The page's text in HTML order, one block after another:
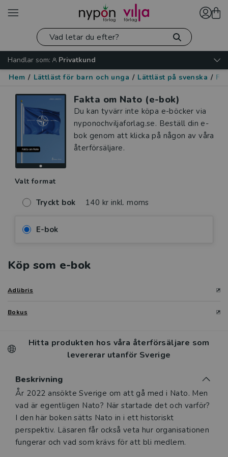
Handlar som:
Privatkund
Hem / Lättläst för barn och unga / Lättläst på svenska /
Fakta om Nato (e-bok)
Du kan tyvärr inte köpa e-böcker via
nyponochviljaforlag.se. Beställ din e-
bok genom att klicka på någon av våra
återförsäljare.
Valt format
Tryckt bok 140 kr inkl. moms
E-bok
Köp som e-bok
Adlibris
Bokus
Hitta produkten hos våra återförsäljare som
levererar utanför Sverige
Beskrivning
Beskrivning
År 2022 ansökte Sverige om att gå med i Nato. Men
vad är egentligen Nato? När startade det och varför?
I den här boken sätts Nato in i ett historiskt
perspektiv. Läsaren får också veta hur organisationen
fungerar och vad som krävs för att bli medlem.